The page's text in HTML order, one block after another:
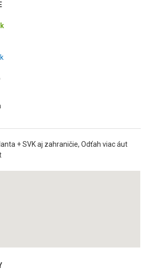
+ SVK aj zahraničie, Odťah viac áut